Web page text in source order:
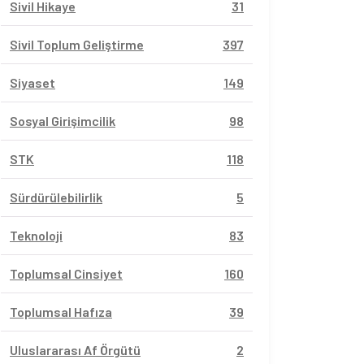
Sivil Hikaye 31
Sivil Toplum Geliştirme 397
Siyaset 149
Sosyal Girişimcilik 98
STK 118
Sürdürülebilirlik 5
Teknoloji 83
Toplumsal Cinsiyet 160
Toplumsal Hafıza 39
Uluslararası Af Örgütü 2